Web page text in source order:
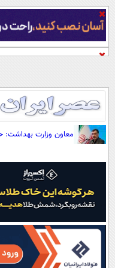
معاون وزارت بهداشت: